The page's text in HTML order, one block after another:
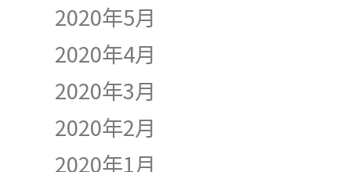
2020年5月
2020年4月
2020年3月
2020年2月
2020年1月